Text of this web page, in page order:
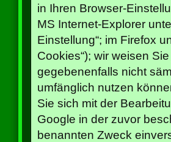
in Ihren Browser-
MS Internet-Explorer
Einstellung“; im Firefox
Cookies“); wir weisen
gegebenenfalls nicht
umfänglich nutzen
Sie sich mit der
Google in der zuvor
benannten Zweck